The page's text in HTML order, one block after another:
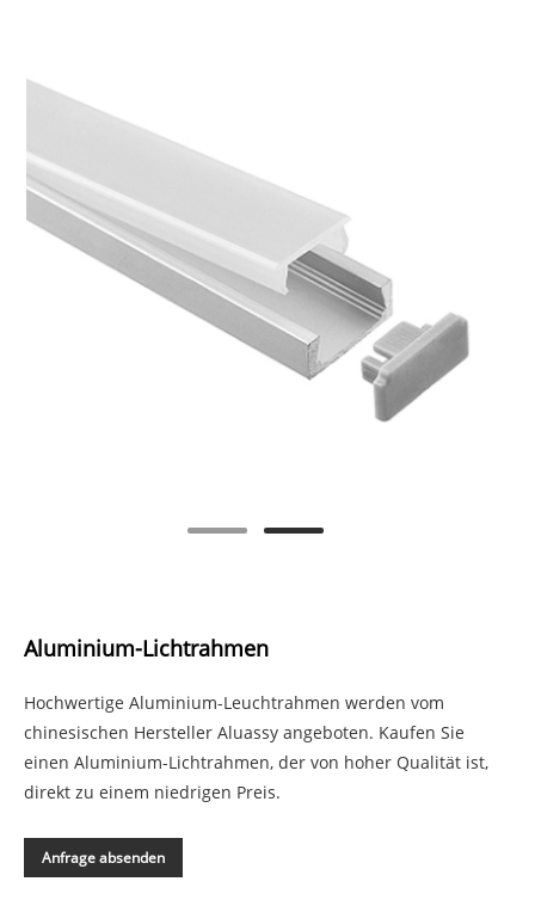
Aluminium-Lichtrahmen
Hochwertige Aluminium-Leuchtrahmen werden vom
chinesischen Hersteller Aluassy angeboten. Kaufen Sie
einen Aluminium-Lichtrahmen, der von hoher Qualität ist,
direkt zu einem niedrigen Preis.
Anfrage absenden